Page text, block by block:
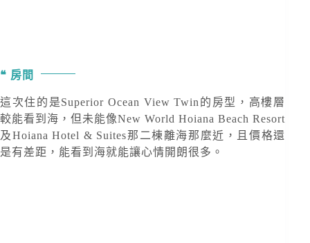
房間
這次住的是Superior Ocean View Twin的房型，高樓層
較能看到海，但未能像New World Hoiana Beach Resort
及Hoiana Hotel & Suites那二棟離海那麼近，且價格還
是有差距，能看到海就能讓心情開朗很多。